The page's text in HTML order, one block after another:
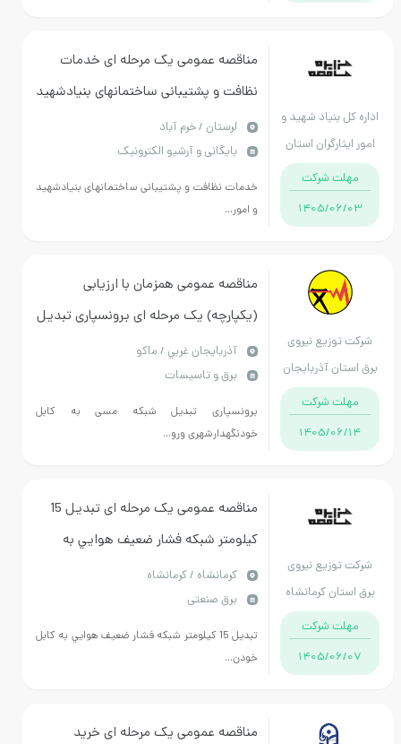
اداره کل بنیاد شهید و
امور ایثارگران استان
لرستان
مهلت شرکت
1405/06/03
مناقصه عمومی یک مرحله ای خدمات
نظافت و پشتیبانی ساختمانهای بنیادشهید
و امور ایثارگران لرستان
لرستان / خرم آباد
بایگانی و آرشیو الکترونیک
خدمات نظافت و پشتیبانی ساختمانهای بنیادشهید
و امور...
شرکت توزیع نیروی
برق استان آذربایجان
غربی
مهلت شرکت
1405/06/14
مناقصه عمومی همزمان با ارزیابی
(یکپارچه) یک مرحله ای برونسپاری تبدیل
شبکه مسی به کابل خودنگهدارشهری
وروستایی برق ماکو
آذربايجان غربي / ماکو
برق و تاسیسات
برونسپاری تبدیل شبکه مسی به کابل
خودنگهدارشهری ورو...
شرکت توزیع نیروی
برق استان کرمانشاه
مهلت شرکت
1405/06/07
مناقصه عمومی یک مرحله ای تبديل 15
کيلومتر شبکه فشار ضعيف هوايي به
،رودکي ،خیابان ايثار( از محل اعتبارات
کاهش تلفات -د
كرمانشاه / کرمانشاه
برق صنعتی
تبديل 15 کيلومتر شبکه فشار ضعيف هوايي به کابل
خودن...
مناقصه عمومی یک مرحله ای خرید